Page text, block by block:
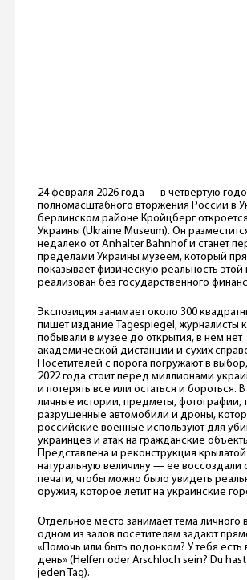
24 февраля 2026 года — в четвертую
полномасштабного вторжения России в
берлинском районе Кройцберг
Украины (Ukraine Museum). Он
недалеко от Anhalter Bahnhof и станет
пределами Украины музеем, который
показывает физическую реальность
реализован без государственного
Экспозиция занимает около 300
пишет издание Tagespiegel, журналисты
побывали в музее до открытия, в нем нет
академической дистанции и сухих
Посетителей с порога погружают в
2022 года стоит перед миллионами
и потерять все или остаться и бороться.
личные истории, предметы, фотографии,
разрушенные автомобили и дроны,
российские военные используют для
украинцев и атак на гражданские
Представлена и реконструкция
натуральную величину — ее воссоздали
печати, чтобы можно было увидеть
оружия, которое летит на украинские
Отдельное место занимает тема личного
одном из залов посетителям задают
«Помочь или быть подонком? У тебя
день» (Helfen oder Arschloch sein? Du
jeden Tag).